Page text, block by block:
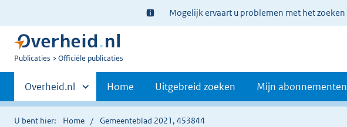
Ter
informatie:
Mogelijk ervaart u problemen met het
U
Publicaties Officiële publicaties
Primaire
navigatie
Andere
sites
binnen
Overheid.nl Home Uitgebreid zoeken Mijn abonnementen
U bent hier: Home Gemeenteblad 2021, 453844